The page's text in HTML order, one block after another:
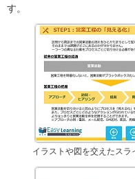
す。
イラストや図を交えたスラ